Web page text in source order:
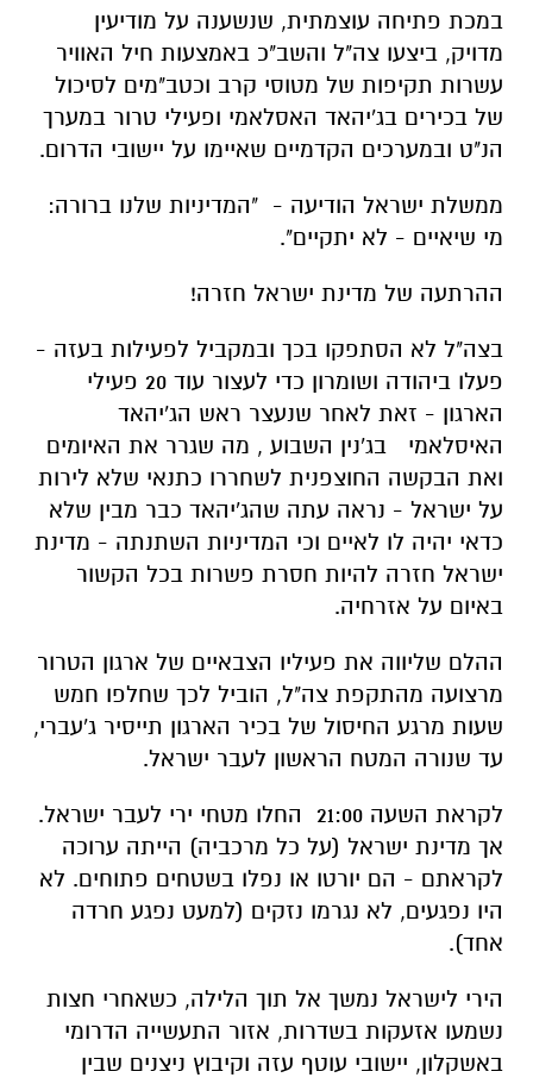
במכת פתיחה עוצמתית, שנשענה על מודיעין
מדויק, ביצעו צה"ל והשב"כ באמצעות חיל האוויר
עשרות תקיפות של מטוסי קרב וכטב"מים לסיכול
של בכירים בג'יהאד האסלאמי ופעילי טרור במערך
הנ"ט ובמערכים הקדמיים שאיימו על יישובי הדרום.
ממשלת ישראל הודיעה - "המדיניות שלנו ברורה:
מי שיאיים - לא יתקיים".
ההרתעה של מדינת ישראל חזרה!
בצה"ל לא הסתפקו בכך ובמקביל לפעילות בעזה -
פעלו ביהודה ושומרון כדי לעצור עוד 20 פעילי
הארגון - זאת לאחר שנעצר ראש הג'יהאד
האיסלאמי בג'נין השבוע , מה שגרר את האיומים
ואת הבקשה החוצפנית לשחררו כתנאי שלא לירות
על ישראל - נראה עתה שהג'יהאד כבר מבין שלא
כדאי יהיה לו לאיים וכי המדיניות השתנתה - מדינת
ישראל חזרה להיות חסרת פשרות בכל הקשור
באיום על אזרחיה.
ההלם שליווה את פעיליו הצבאיים של ארגון הטרור
מרצועה מהתקפת צה"ל, הוביל לכך שחלפו חמש
שעות מרגע החיסול של בכיר הארגון תייסיר ג'עברי,
עד שנורה המטח הראשון לעבר ישראל.
לקראת השעה 21:00 החלו מטחי ירי לעבר ישראל.
אך מדינת ישראל (על כל מרכביה) הייתה ערוכה
לקראתם - הם יורטו או נפלו בשטחים פתוחים. לא
היו נפגעים, לא נגרמו נזקים (למעט נפגע חרדה
אחד).
הירי לישראל נמשך אל תוך הלילה, כשאחרי חצות
נשמעו אזעקות בשדרות, אזור התעשייה הדרומי
באשקלון, יישובי עוטף עזה וקיבוץ ניצנים שבין